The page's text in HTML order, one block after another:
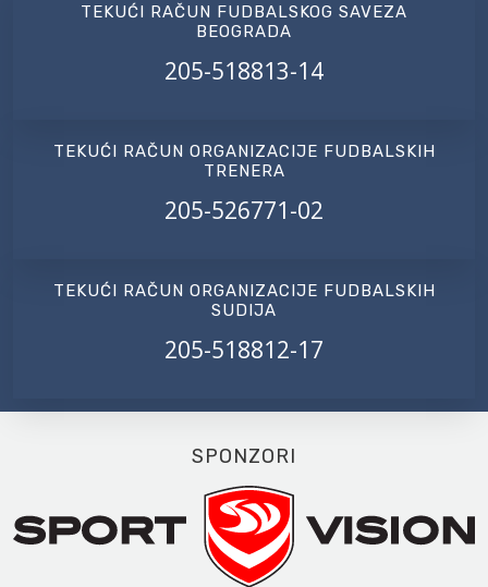
TEKUĆI RAČUN FUDBALSKOG SAVEZA
BEOGRADA
205-518813-14
TEKUĆI RAČUN ORGANIZACIJE FUDBALSKIH
TRENERA
205-526771-02
TEKUĆI RAČUN ORGANIZACIJE FUDBALSKIH
SUDIJA
205-518812-17
SPONZORI